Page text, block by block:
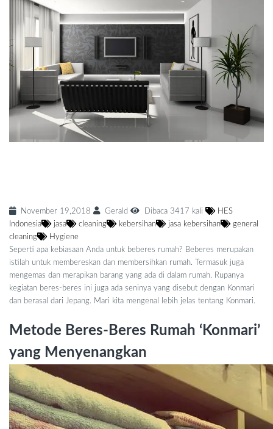
November 19,2018 Gerald Dibaca 3417 kali
HES
Indonesia
jasa cleaning kebersihan jasa kebersihan
general
cleaning
Hygiene
Seperti apa kebiasaan Anda untuk beberes rumah? Beberes merupakan
istilah untuk membereskan dan membersihkan rumah. Termasuk juga
mengemas dan merapikan barang yang ada di dalam rumah. Rupanya
kegiatan beres-beres ini juga ada seninya yang disebut dengan Konmari
dan berasal dari Jepang. Mari kita mengenal lebih jelas tentang Konmari.
Metode Beres-Beres Rumah ‘Konmari’
yang Menyenangkan